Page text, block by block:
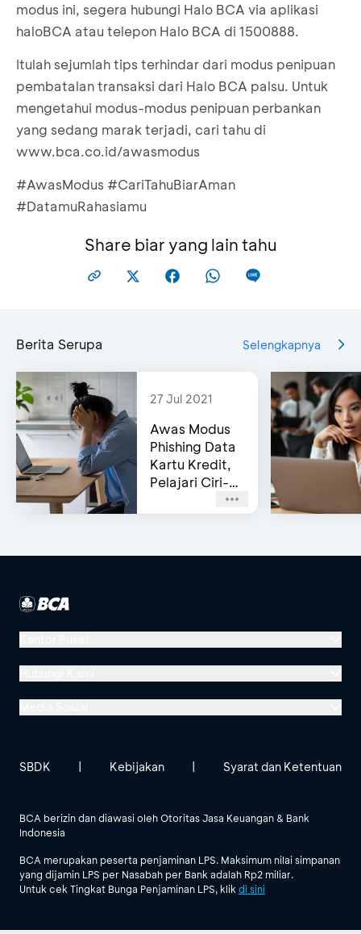
modus ini, segera hubungi Halo BCA via aplikasi
haloBCA atau telepon Halo BCA di 1500888.
Itulah sejumlah tips terhindar dari modus penipuan
pembatalan transaksi dari Halo BCA palsu. Untuk
mengetahui modus-modus penipuan perbankan
yang sedang marak terjadi, cari tahu di
www.bca.co.id/awasmodus
#AwasModus #CariTahuBiarAman
#DatamuRahasiamu
Share biar yang lain tahu
Berita Serupa Selengkapnya
27 Jul 2021
Awas Modus
Phishing Data
Kartu Kredit,
Pelajari Ciri-
Menara BCA, Grand Indonesia
Jl. MH Thamrin No. 1
Halo BCA 1500888
Lihat Semua Media Sosial
BCA berizin dan diawasi oleh Otoritas Jasa Keuangan & Bank
Indonesia
BCA merupakan peserta penjaminan LPS. Maksimum nilai simpanan
yang dijamin LPS per Nasabah per Bank adalah Rp2 miliar.
Untuk cek Tingkat Bunga Penjaminan LPS, klikdi sini
SBDK Kebijakan Syarat dan Ketentuan